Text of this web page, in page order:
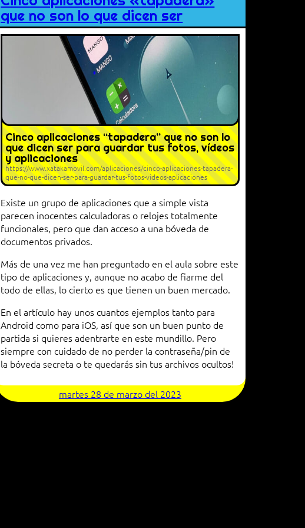
que no son lo que dicen ser
Cinco aplicaciones “tapadera” que no son lo
que dicen ser para guardar tus fotos, vídeos
y aplicaciones
https://www.xatakamovil.com/aplicaciones/cinco-aplicaciones-tapadera-
que-no-que-dicen-ser-para-guardar-tus-fotos-videos-aplicaciones
Existe un grupo de aplicaciones que a simple vista
parecen inocentes calculadoras o relojes totalmente
funcionales, pero que dan acceso a una bóveda de
documentos privados.
Más de una vez me han preguntado en el aula sobre este
tipo de aplicaciones y, aunque no acabo de fiarme del
todo de ellas, lo cierto es que tienen un buen mercado.
En el artículo hay unos cuantos ejemplos tanto para
Android como para iOS, así que son un buen punto de
partida si quieres adentrarte en este mundillo. Pero
siempre con cuidado de no perder la contraseña/pin de
la bóveda secreta o te quedarás sin tus archivos ocultos!
martes 28 de marzo del 2023